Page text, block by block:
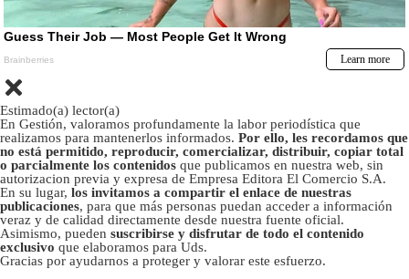
Estimado(a) lector(a)
En Gestión, valoramos profundamente la labor periodística que
realizamos para mantenerlos informados. Por ello, les recordamos que
no está permitido, reproducir, comercializar, distribuir, copiar total
o parcialmente los contenidos que publicamos en nuestra web, sin
autorizacion previa y expresa de Empresa Editora El Comercio S.A.
En su lugar, los invitamos a compartir el enlace de nuestras
publicaciones, para que más personas puedan acceder a información
veraz y de calidad directamente desde nuestra fuente oficial.
Asimismo, pueden suscribirse y disfrutar de todo el contenido
exclusivo que elaboramos para Uds.
Gracias por ayudarnos a proteger y valorar este esfuerzo.